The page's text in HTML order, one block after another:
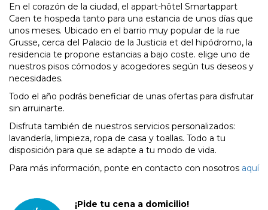
En el corazón de la ciudad, el appart-hôtel Smartappart
Caen te hospeda tanto para una estancia de unos días que
unos meses. Ubicado en el barrio muy popular de la rue
Grusse, cerca del Palacio de la Justicia et del hipódromo, la
residencia te propone estancias a bajo coste. elige uno de
nuestros pisos cómodos y acogedores según tus deseos y
necesidades.
Todo el año podrás beneficiar de unas ofertas para disfrutar
sin arruinarte.
Disfruta también de nuestros servicios personalizados:
lavandería, limpieza, ropa de casa y toallas. Todo a tu
disposición para que se adapte a tu modo de vida.
Para más información, ponte en contacto con nosotros aquí
¡Pide tu cena a domicilio!